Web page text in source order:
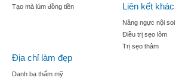
Tạo mà lúm đồng tiền
Liên kết khác
Nâng ngực nội soi
Điều trị sẹo lõm
Trị sẹo thâm
Địa chỉ làm đẹp
Danh bạ thẩm mỹ